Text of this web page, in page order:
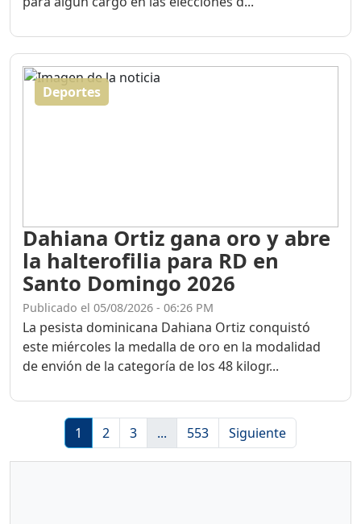
Deportes
Dahiana Ortiz gana oro y abre
la halterofilia para RD en
Santo Domingo 2026
Publicado el 05/08/2026 - 06:26 PM
La pesista dominicana Dahiana Ortiz conquistó
este miércoles la medalla de oro en la modalidad
de envión de la categoría de los 48 kilogr...
1 2 3 ... 553 Siguiente